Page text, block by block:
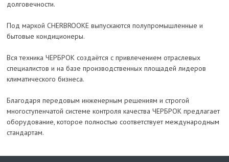
долговечности.
Под маркой CHERBROOKE выпускаются полупромышленные и
бытовые кондиционеры.
Вся техника ЧЕРБРОК создаётся с привлечением отраслевых
специалистов и на базе производственных площадей лидеров
климатического бизнеса.
Благодаря передовым инженерным решениям и строгой
многоступенчатой системе контроля качества ЧЕРБРОК предлагает
оборудование, которое полностью соответствует международным
стандартам.